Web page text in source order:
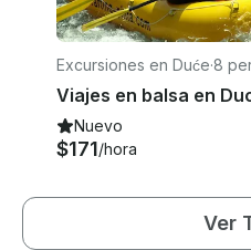
Excursiones en Duće·8
Viajes en balsa en
Nuevo
$171/hora
Ver